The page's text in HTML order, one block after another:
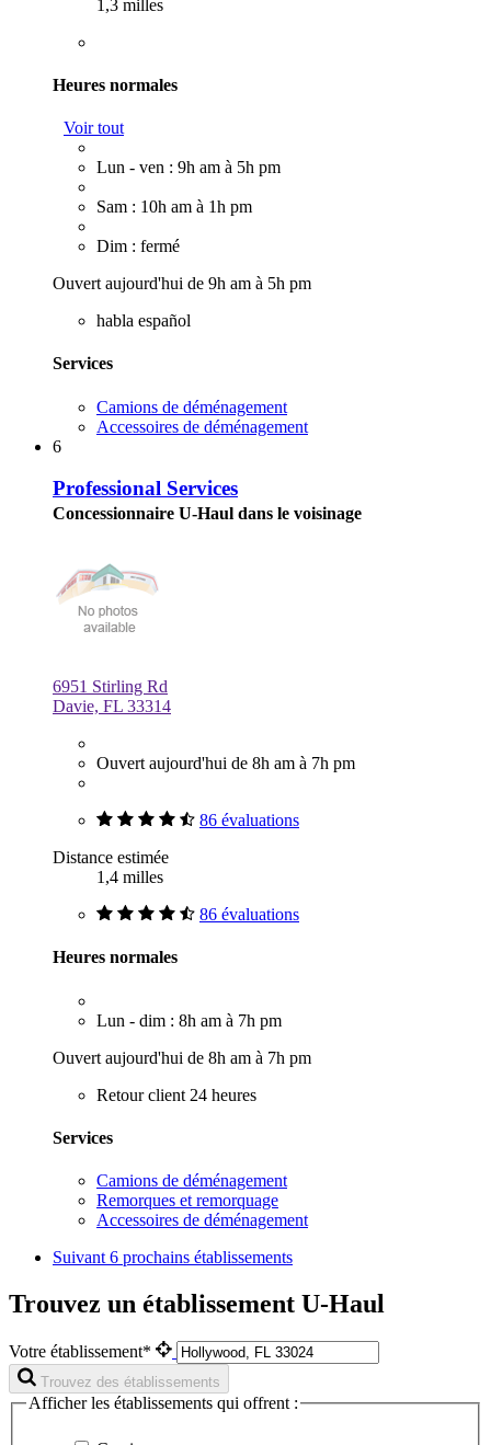
1,3 milles
Heures normales
Voir tout
Lun - ven : 9h am à 5h pm
Sam : 10h am à 1h pm
Dim : fermé
Ouvert aujourd'hui de 9h am à 5h pm
habla español
Services
Camions de déménagement
Accessoires de déménagement
6
Professional Services
Concessionnaire U-Haul dans le voisinage
6951 Stirling Rd
Davie, FL 33314
Ouvert aujourd'hui de 8h am à 7h pm
86 évaluations
Distance estimée
1,4 milles
86 évaluations
Heures normales
Lun - dim : 8h am à 7h pm
Ouvert aujourd'hui de 8h am à 7h pm
Retour client 24 heures
Services
Camions de déménagement
Remorques et remorquage
Accessoires de déménagement
Suivant 6 prochains établissements
Trouvez un établissement U-Haul
Votre établissement*
Trouvez des établissements
Afficher les établissements qui offrent :